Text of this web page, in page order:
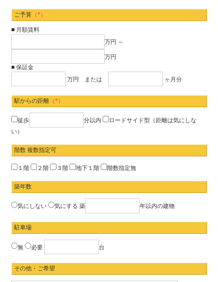
ご予算（*）
■ 月額賃料
万円 ～
万円
■ 保証金
万円 または
ヶ月分
駅からの距離（*）
徒歩 分以内
ロードサイド型（距離は気にしな
い）
階数 複数指定可
１階 ２階 ３階 地下１階 階数指定無
築年数
気にしない 気にする 築 年以内の建物
駐車場
無 必要 台
その他・ご希望